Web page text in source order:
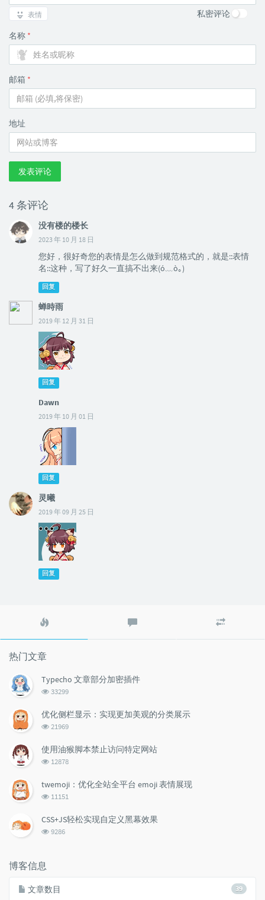
表情 私密评论
名称 *
邮箱 *
地址
发表评论
4 条评论
没有楼的楼长
2023 年 10 月 18 日
您好，很好奇您的表情是怎么做到规范格式的，就是::表情
名::这种，写了好久一直搞不出来(ó﹏ò｡)
回复
蝉時雨
2019 年 12 月 31 日
回复
Dawn
2019 年 10 月 01 日
回复
灵曦
2019 年 09 月 25 日
回复
文
评
文
热门文章
Typecho 文章部分加密插件
浏
次
数:
33299
优化侧栏显示：实现更加美观的分类展示
浏
次
数:
21969
使用油猴脚本禁止访问特定网站
浏
次
12878
twemoji：优化全站全平台 emoji 表情展现
浏
次
11151
CSS+JS轻松实现自定义黑幕效果
浏
9286
博客信息
39
文章数目